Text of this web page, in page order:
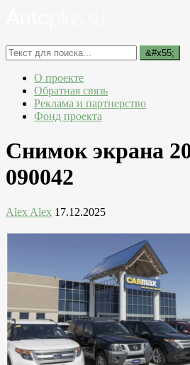
О проекте
Обратная связь
Реклама и партнерство
Фонд проекта
Снимок экрана
090042
Alex Alex 17.12.2025